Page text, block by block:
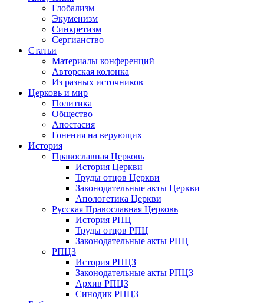
Глобализм
Экуменизм
Синкретизм
Сергианство
Статьи
Материалы конференций
Авторская колонка
Из разных источников
Церковь и мир
Политика
Общество
Апостасия
Гонения на верующих
История
Православная Церковь
История Церкви
Труды отцов Церкви
Законодательные акты Церкви
Апологетика Церкви
Русская Православная Церковь
История РПЦ
Труды отцов РПЦ
Законодательные акты РПЦ
РПЦЗ
История РПЦЗ
Законодательные акты РПЦЗ
Архив РПЦЗ
Синодик РПЦЗ